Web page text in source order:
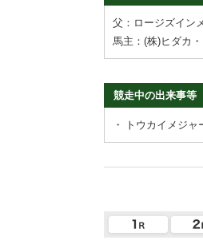
父：ロージズイン
馬主：(株)ヒダカ
競走中の出来事等
・ トウカイメジ